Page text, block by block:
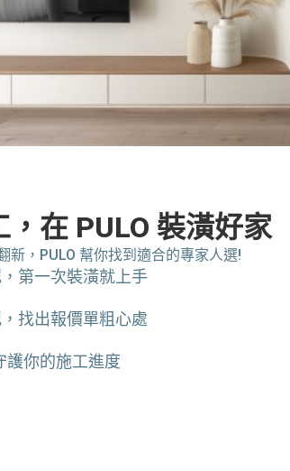
老屋翻新
的親切裝潢專家
在 PULO 裝潢好家
新，PULO 幫你找到適合的專家人選!
第一次裝潢就上手
找出報價單粗心處
護你的施工進度